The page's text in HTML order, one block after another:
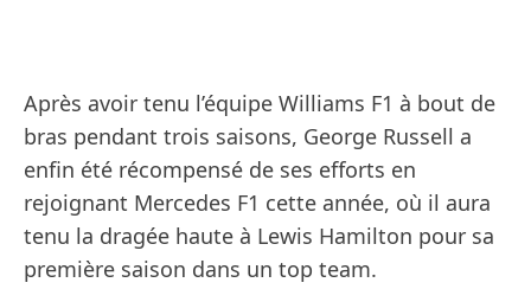
Après avoir tenu l’équipe Williams F1 à bout de
bras pendant trois saisons, George Russell a
enfin été récompensé de ses efforts en
rejoignant Mercedes F1 cette année, où il aura
tenu la dragée haute à Lewis Hamilton pour sa
première saison dans un top team.